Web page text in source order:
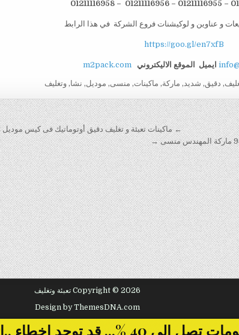
و عناوين و لوكيشنات فروع الشركة في هذا الرابط
https://goo.gl/en7xfB
ايميل الموقع الاليكتروني m2pack.com
, دقيق, شديد, ماركة, ماكينات, منسى, موديل, نشا,وتغليف
← ماكينات تعبئة و تغليف دقيق أوتوماتيك فى كيس موديل 952 ماركة المهندس منسى
Copyright © 2026 تعبئة وتغليف
Design by ThemesDNA.com
40 %... قد توجد اخطاء ..اتصل بالمبيعات